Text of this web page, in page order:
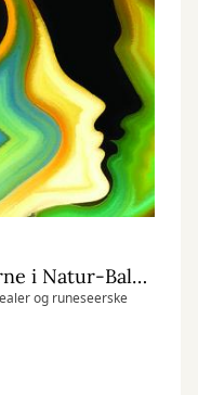
En magisk aften med runerne i Natur-Balance-Huset
og runeseerske